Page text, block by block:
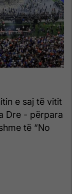
e saj të vitit
Dre - përpara
të “No